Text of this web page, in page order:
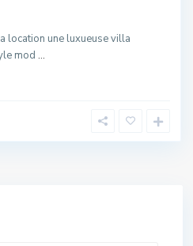
location une luxueuse villa
mod ...